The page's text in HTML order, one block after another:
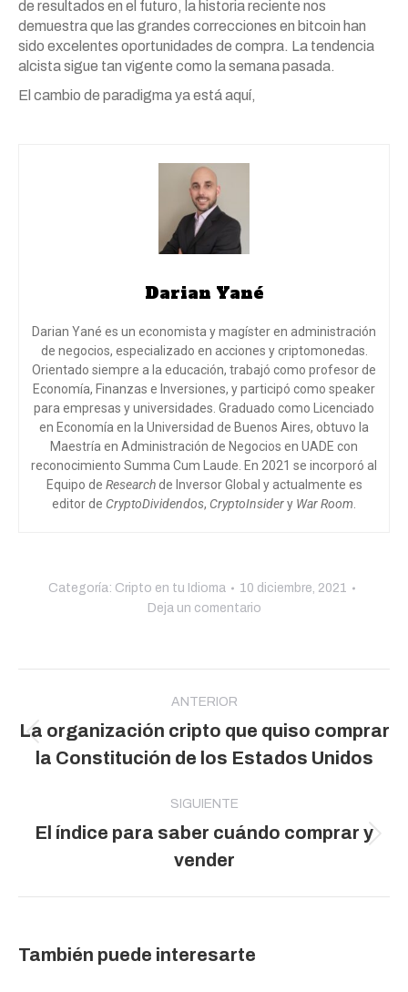
de resultados en el futuro, la historia reciente nos
demuestra que las grandes correcciones en bitcoin han
sido excelentes oportunidades de compra. La tendencia
alcista sigue tan vigente como la semana pasada.
El cambio de paradigma ya está aquí,
Darian Yané
Darian Yané es un economista y magíster en administración
de negocios, especializado en acciones y criptomonedas.
Orientado siempre a la educación, trabajó como profesor de
Economía, Finanzas e Inversiones, y participó como speaker
para empresas y universidades. Graduado como Licenciado
en Economía en la Universidad de Buenos Aires, obtuvo la
Maestría en Administración de Negocios en UADE con
reconocimiento Summa Cum Laude. En 2021 se incorporó al
Equipo de Researchde Inversor Global y actualmente es
editor de CryptoDividendos, CryptoInsidery War Room
Categoría: Cripto en tu Idioma
10 diciembre, 2021
Deja un comentario
publicaciones
ANTERIOR
Publicación
anterior:
La organización cripto que quiso comprar
la Constitución de los Estados Unidos
SIGUIENTE
Publicación
siguiente:
El índice para saber cuándo comprar y
vender
También puede interesarte